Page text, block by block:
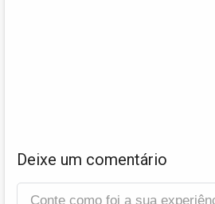
Deixe um comentário